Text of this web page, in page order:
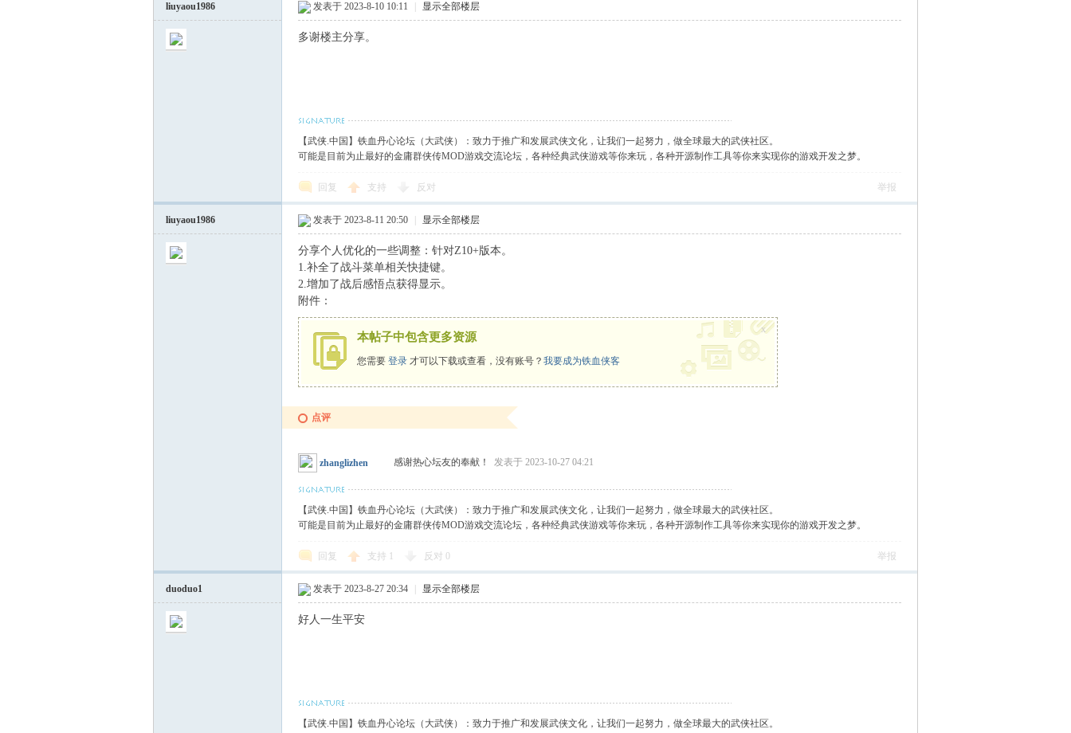
liuyaou1986 发表于 2023-8-10 10:11 显示全部楼层
多谢楼主分享。
【武侠.中国】铁血丹心论坛（大武侠）：致力于推广和发展武侠文化，让我们一起努力，做全球最大的武侠社区。
可能是目前为止最好的金庸群侠传MOD游戏交流论坛，各种经典武侠游戏等你来玩，各种开源制作工具等你来实现你的游戏开发之梦。
回复 支持 反对 举报
liuyaou1986 发表于 2023-8-11 20:50 显示全部楼层
分享个人优化的一些调整：针对Z10+版本。
1.补全了战斗菜单相关快捷键。
2.增加了战后感悟点获得显示。
附件：
本帖子中包含更多资源
您需要 登录 才可以下载或查看，没有账号？ 我要成为铁血侠客
x
点评
zhanglizhen 感谢热心坛友的奉献！ 发表于 2023-10-27 04:21
【武侠.中国】铁血丹心论坛（大武侠）：致力于推广和发展武侠文化，让我们一起努力，做全球最大的武侠社区。
可能是目前为止最好的金庸群侠传MOD游戏交流论坛，各种经典武侠游戏等你来玩，各种开源制作工具等你来实现你的游戏开发之梦。
回复 支持 反对 0 举报
duoduo1 发表于 2023-8-27 20:34 显示全部楼层
好人一生平安
【武侠.中国】铁血丹心论坛（大武侠）：致力于推广和发展武侠文化，让我们一起努力，做全球最大的武侠社区。